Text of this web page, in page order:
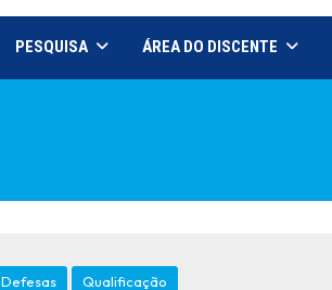
PESQUISA ÁREA DO DISCENTE
Defesas Qualificação